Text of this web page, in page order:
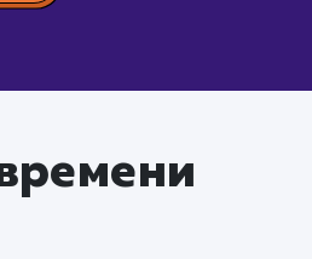
Она формируется из
и поддержке рекламных
и улучшению эффективности